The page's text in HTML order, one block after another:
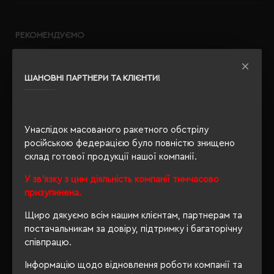
ШАНОВНІ ПАРТНЕРИ ТА КЛІЄНТИ!
Унаслідок масованого ракетного обстрілу
російською федерацією було повністю знищено
склад готової продукції нашої компанії.
У зв'язку з цим діяльність компанії тимчасово
призупинена.
Щиро дякуємо всім нашим клієнтам, партнерам та
постачальникам за довіру, підтримку і багаторічну
співпрацю.
Інформацію щодо відновлення роботи компанії та
РЕКОМЕНДУЄМО